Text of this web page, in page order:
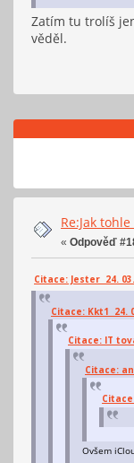
Zatím tu trolíš
věděl.
Re:Jak
« Odpověď
Citace: Jester 24.
Citace: Kkt1 24.
Citace: IT
Citace:
Ovšem